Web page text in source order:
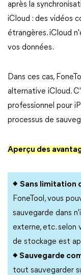
après la
iCloud : des vidéos
étrangères. iCloud
vos données.
Dans ces cas,
alternative iCloud.
professionnel pour
processus de
Aperçu des
◆ Sans limitation
FoneTool, vous
sauvegarde dans
externe, etc. selon
de stockage est
◆ Sauvegarde
tout sauvegarder